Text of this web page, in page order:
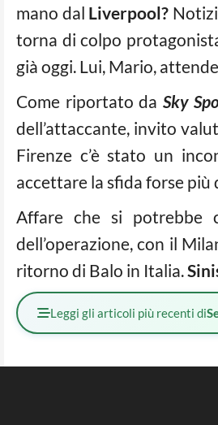
mano dal Liverpool?
torna di colpo
già oggi. Lui, Mario,
Come riportato da Sky
dell’attaccante, invito
Firenze c’è stato un
accettare la sfida forse
Affare che si potrebbe
dell’operazione, con il
ritorno di Balo in Italia.
Leggi gli articoli più recenti di